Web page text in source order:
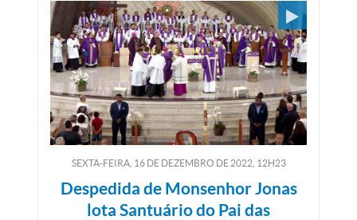
SEXTA-FEIRA, 16DEDEZEMBRO DE2022, 12H23
Despedida de Monsenhor Jonas
lota Santuário do Pai das